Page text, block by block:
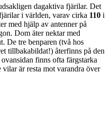
dagaktiva fjärilar. Det
i världen, varav cirka 110 i
med hjälp av antenner på
Dom äter nektar med
De tre benparen (två hos
tillbakabildat!) återfinns på den
finns ofta färgstarka
är resta mot varandra över